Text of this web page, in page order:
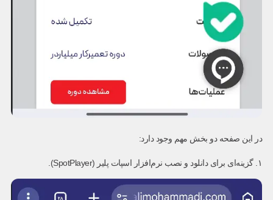
در این صفحه دو بخش مهم وجود دارد:
۱. گزینه‌ای برای دانلود و نصب نرم‌افزار اسپات پلیر (SpotPlayer).